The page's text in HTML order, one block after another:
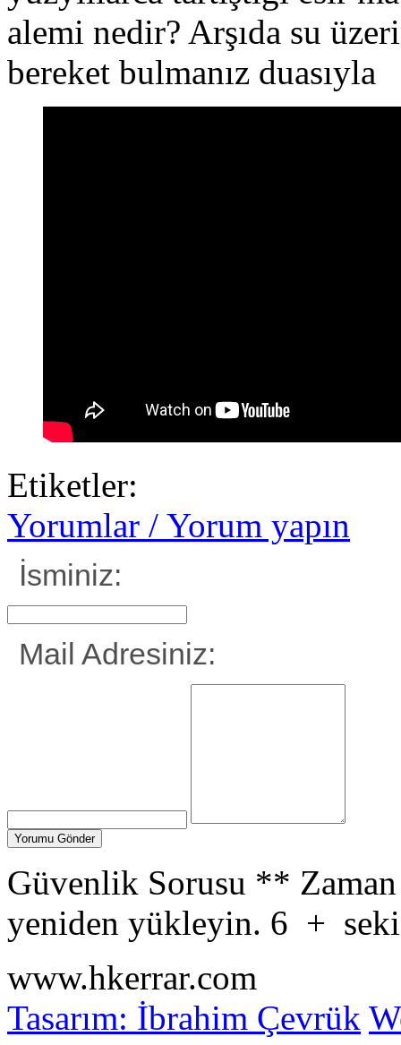
alemi nedir? Arşıda su
bereket bulmanız duasıyla
Etiketler:
Yorumlar / Yorum yapın
İsminiz:
Mail Adresiniz:
Güvenlik Sorusu **
yeniden yükleyin. 6 +
www.hkerrar.com
Tasarım: İbrahim Çevrük